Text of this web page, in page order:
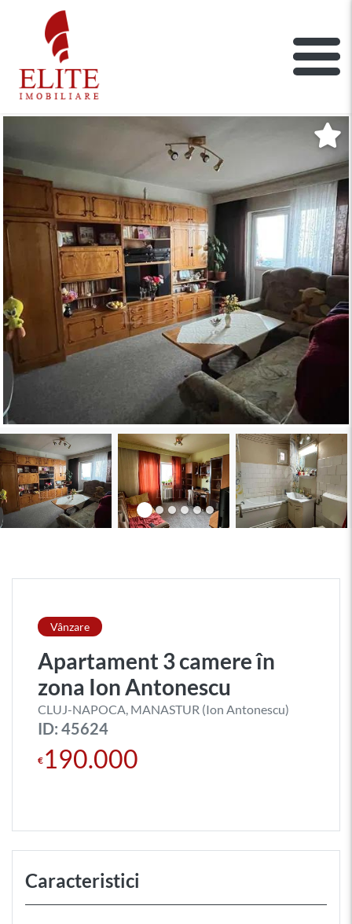
ELITE IMOBILIARE
Main Nav
Vânzare
Apartament 3 camere în
zona Ion Antonescu
CLUJ-NAPOCA, MANASTUR (Ion Antonescu)
ID: 45624
€ 190.000
Caracteristici